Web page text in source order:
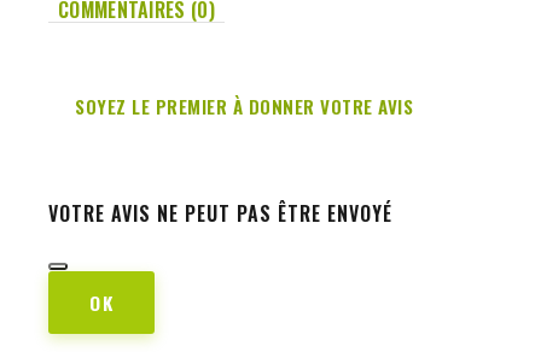
COMMENTAIRES (0)
SOYEZ LE PREMIER À DONNER VOTRE AVIS
VOTRE AVIS NE PEUT PAS ÊTRE ENVOYÉ
OK